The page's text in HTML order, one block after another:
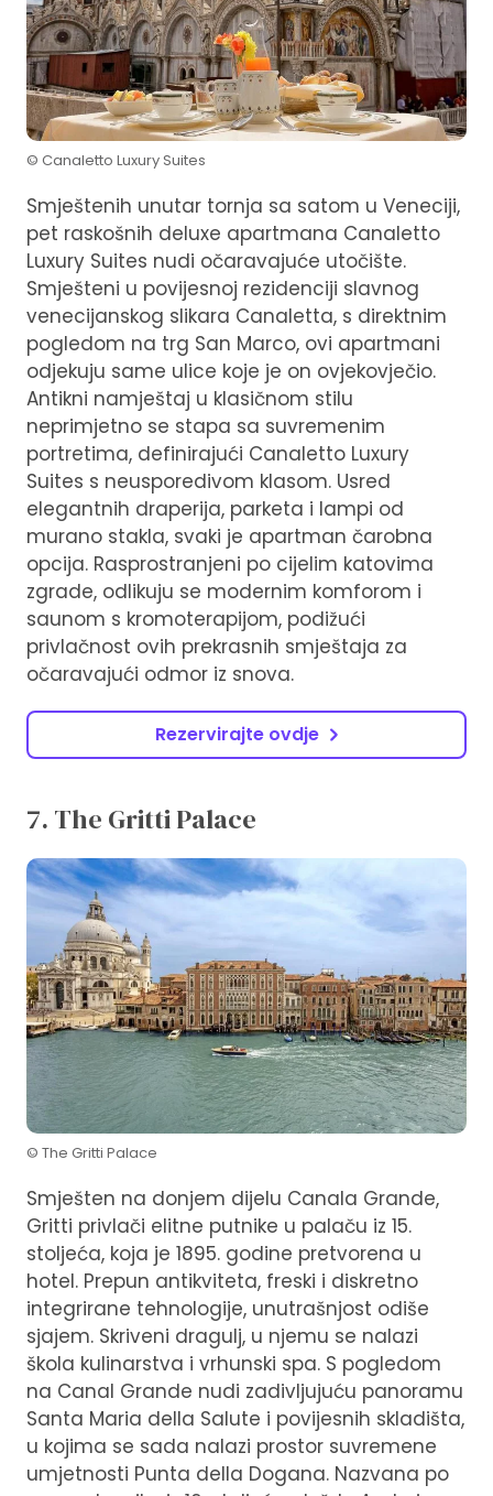
© Canaletto Luxury Suites
Smještenih unutar tornja sa satom u Veneciji,
pet raskošnih deluxe apartmana Canaletto
Luxury Suites nudi očaravajuće utočište.
Smješteni u povijesnoj rezidenciji slavnog
venecijanskog slikara Canaletta, s direktnim
pogledom na trg San Marco, ovi apartmani
odjekuju same ulice koje je on ovjekovječio.
Antikni namještaj u klasičnom stilu
neprimjetno se stapa sa suvremenim
portretima, definirajući Canaletto Luxury
Suites s neusporedivom klasom. Usred
elegantnih draperija, parketa i lampi od
murano stakla, svaki je apartman čarobna
opcija. Rasprostranjeni po cijelim katovima
zgrade, odlikuju se modernim komforom i
saunom s kromoterapijom, podižući
privlačnost ovih prekrasnih smještaja za
očaravajući odmor iz snova.
Rezervirajte ovdje
7. The Gritti Palace
© The Gritti Palace
Smješten na donjem dijelu Canala Grande,
Gritti privlači elitne putnike u palaču iz 15.
stoljeća, koja je 1895. godine pretvorena u
hotel. Prepun antikviteta, freski i diskretno
integrirane tehnologije, unutrašnjost odiše
sjajem. Skriveni dragulj, u njemu se nalazi
škola kulinarstva i vrhunski spa. S pogledom
na Canal Grande nudi zadivljujuću panoramu
Santa Maria della Salute i povijesnih skladišta,
u kojima se sada nalazi prostor suvremene
umjetnosti Punta della Dogana. Nazvana po